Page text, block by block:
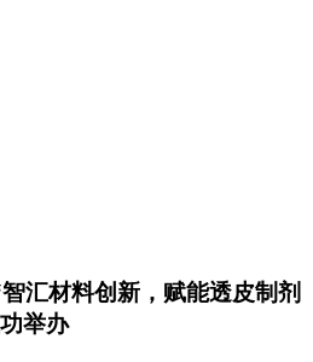
汇材料创新，赋能透皮制剂
举办